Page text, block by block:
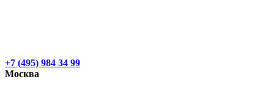
+7 (495) 984 34 99
Москва